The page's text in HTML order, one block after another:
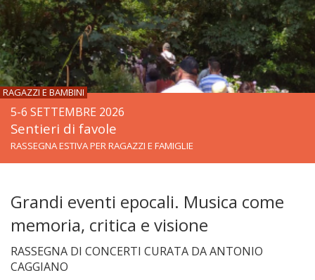
RAGAZZI E BAMBINI
5-6 SETTEMBRE 2026
Sentieri di favole
RASSEGNA ESTIVA PER RAGAZZI E FAMIGLIE
Grandi eventi epocali. Musica come
memoria, critica e visione
RASSEGNA DI CONCERTI CURATA DA ANTONIO
CAGGIANO